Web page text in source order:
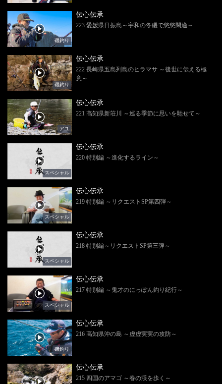
磯釣り
伝心伝承
223 愛媛県日振島～宇和の冬磯で悠悠閑適～
磯釣り
伝心伝承
222 長崎県五島列島のヒラマサ ～後世に伝える極
意～
アユ
伝心伝承
221 高知県新荘川 ～巡る季節に思いを馳せて～
スペシャル
伝心伝承
220 特別編 ～進化するライン～
スペシャル
伝心伝承
219 特別編 ～リクエストSP第四弾～
スペシャル
伝心伝承
218 特別編～リクエストSP第三弾～
スペシャル
伝心伝承
217 特別編 ～鬼才のにっぽん釣り紀行～
磯釣り
伝心伝承
216 高知県沖の島 ～虚虚実実の攻防～
伝心伝承
215 四国のアマゴ ～春の渓を歩く～